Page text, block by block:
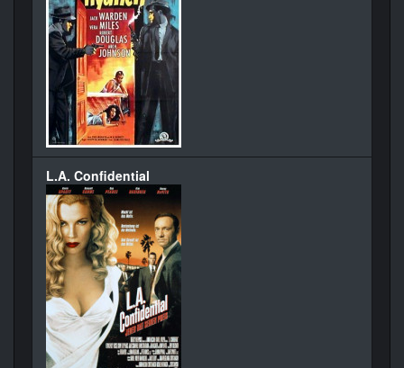
L.A. Confidential